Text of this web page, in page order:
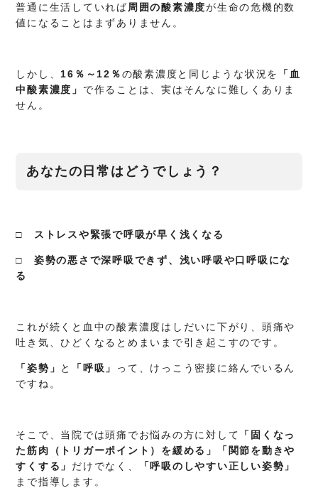
普通に生活していれば周囲の酸素濃度が生命の危機的数
値になることはまずありません。
しかし、 16％～12％の酸素濃度と同じような状況を
「血
中酸素濃度」 で作ることは、実はそんなに難しくありま
せん。
あなたの日常はどうでしょう？
□ ストレスや緊張で呼吸が早く浅くなる
□ 姿勢の悪さで深呼吸できず、浅い呼吸や口呼吸にな
る
これが続くと血中の酸素濃度はしだいに下がり、頭痛や
吐き気、ひどくなるとめまいまで引き起こすのです。
「姿勢」 と 「呼吸」
って、けっこう密接に絡んでいるん
ですね。
そこで、当院では頭痛でお悩みの方に対して
「固くなっ
た筋肉（トリガーポイント）を緩める」「関節を動きや
すくする」 だけでなく、
「呼吸のしやすい正しい姿勢」
まで指導します。